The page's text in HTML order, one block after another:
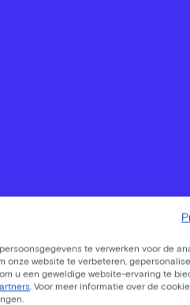
te verwerken voor de
onze website te verbeteren,
u een geweldige website-ervaring te
. Voor meer informatie over de